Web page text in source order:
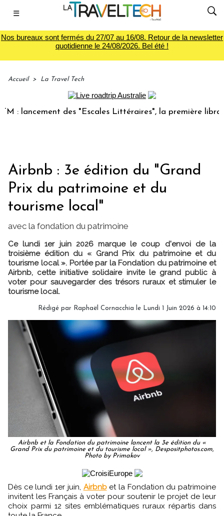
☰
Nos bureaux sont fermés du 27/07 au 16/08. Retour de la newsletter
quotidienne le 24/08/2026. Bel été !
Accueil > La Travel Tech
des "Escales Littéraires", la première librairie
Airbnb : 3e édition du "Grand
Prix du patrimoine et du
tourisme local"
avec la fondation du patrimoine
Ce lundi 1er juin 2026 marque le coup d'envoi de la
troisième édition du « Grand Prix du patrimoine et du
tourisme local ». Portée par la Fondation du patrimoine et
Airbnb, cette initiative solidaire invite le grand public à
voter pour sauvegarder des trésors ruraux et stimuler le
tourisme local.
Rédigé par Raphaël Cornacchia le Lundi 1 Juin 2026 à 14:10
Airbnb et la Fondation du patrimoine lancent la 3e édition du «
Grand Prix du patrimoine et du tourisme local », Despositphotos.com,
Photo by Primakov
Dès ce lundi 1er juin, Airbnbet la Fondation du patrimoine
invitent les Français à voter pour soutenir le projet de leur
choix parmi 12 sites emblématiques ruraux répartis dans